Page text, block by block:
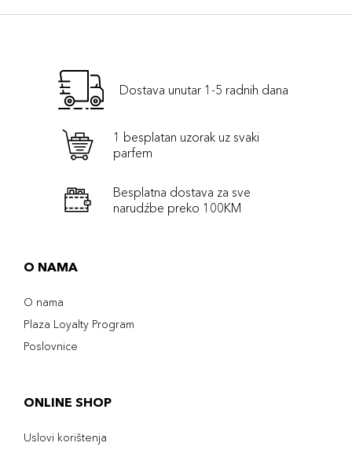
Dostava unutar 1-5 radnih dana
1 besplatan uzorak uz svaki
parfem
Besplatna dostava za sve
narudźbe preko 100KM
O NAMA
O nama
Plaza Loyalty Program
Poslovnice
ONLINE SHOP
Uslovi korištenja